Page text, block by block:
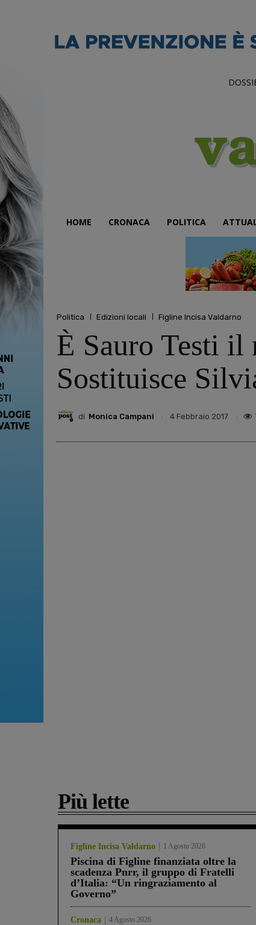
HOME CRONACA POLITICA
Politica Edizioni locali Figline Incisa Valdarno
È Sauro Testi il
Sostituisce
di Monica Campani 4 Febbraio 2017
Più lette
Figline Incisa Valdarno 1 Agosto 2026
Piscina di Figline finanziata oltre la
scadenza Pnrr, il gruppo di Fratelli
d’Italia: “Un ringraziamento al
Governo”
Cronaca 4 Agosto 2026